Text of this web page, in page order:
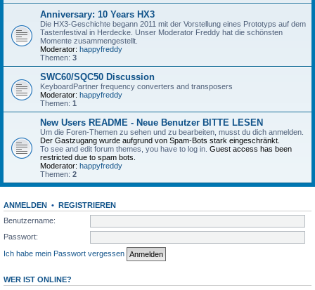
Anniversary: 10 Years HX3
Die HX3-Geschichte begann 2011 mit der Vorstellung eines Prototyps auf dem
Tastenfestival in Herdecke. Unser Moderator Freddy hat die schönsten
Momente zusammengestellt.
Moderator: happyfreddy
Themen: 3
SWC60/SQC50 Discussion
KeyboardPartner frequency converters and transposers
Moderator: happyfreddy
Themen: 1
New Users README - Neue Benutzer BITTE LESEN
Um die Foren-Themen zu sehen und zu bearbeiten, musst du dich anmelden.
Der Gastzugang wurde aufgrund von Spam-Bots stark eingeschränkt.
To see and edit forum themes, you have to log in. Guest access has been
restricted due to spam bots.
Moderator: happyfreddy
Themen: 2
ANMELDEN • REGISTRIEREN
Benutzername:
Passwort:
Ich habe mein Passwort vergessen
WER IST ONLINE?